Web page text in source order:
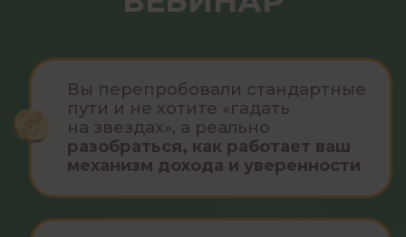
+7 999 444 81 07
mail@chukreeva.ru
Отзывы
Вакансии
ПРОЧЕЕ
ОТДЕЛ ЗАБОТЫ